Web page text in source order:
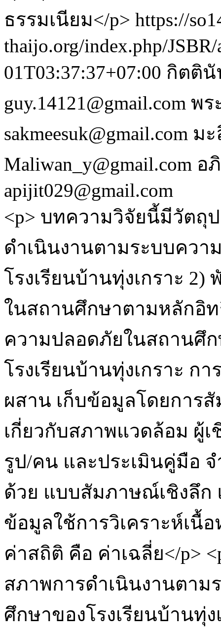
ธรรมเนียม</p> https://
thaijo.org/index.php/
01T03:37:37+07:00 กิตตินั
guy.14121@gmail.com พร
sakmeesuk@gmail.com มะ
Maliwan_y@gmail.com อ
apijit029@gmail.com
<p> บทความวิจัยนี้มีวัตถุ
ดำเนินงานตามระบบคว
โรงเรียนบ้านทุ่งเกราะ
ในสถานศึกษาตามหลักอิ
ความปลอดภัยในสถานศึ
โรงเรียนบ้านทุ่งเกราะ ก
ผสาน เก็บข้อมูลโดยการ
เกี่ยวกับสภาพแวดล้อม ผู้
รูป/คน และประเมินคู่มือ
ด้วย แบบสัมภาษณ์เชิงลึก
ข้อมูลใช้การวิเคราะห์เนื้
ค่าสถิติ คือ ค่าเฉลี่ย</p>
สภาพการดำเนินงานตา
ศึกษาของโรงเรียนบ้านทุ่